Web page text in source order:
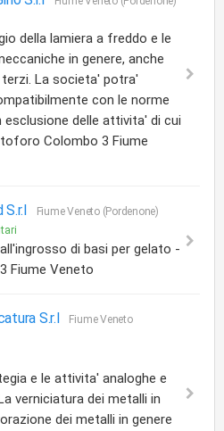
della lamiera a freddo e le
in genere, anche
La societa' potra'
con le norme
esclusione delle attivita' di cui
Colombo 3 Fiume
S.r.l
Fiume Veneto (Pordenone)
di basi per gelato -
Fiume Veneto
S.r.l
Fiume Veneto
e le attivita' analoghe e
verniciatura dei metalli in
dei metalli in genere